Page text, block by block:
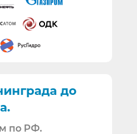
до
по РФ.